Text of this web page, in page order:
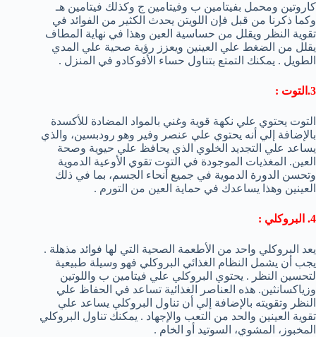
كاروتين ومحمل بفيتامين ب وفيتامين ج وكذلك فيتامين هـ
وكما ذكرنا من قبل فإن اللويتن يحدث الكثير من الفوائد في
تقوية النظر ويقلل من حساسية العين وهذا في نهاية المطاف
يقلل من الضغط علي العينين ويعزز رؤية صحية علي المدي
الطويل . يمكنك التمتع بتناول حساء الأفوكادو في المنزل .
3.التوت :
التوت يحتوي علي نكهة قوية وغني بالمواد المضادة للأكسدة
بالإضافة إلي أنه يحتوي علي عنصر وفير وهو رودبسين، والذي
يساعد علي التجديد الخلوي الذي يحافظ علي حيوية وصحة
العين. المغذيات الموجودة في التوت تقوي الأوعية الدموية
وتحسن الدورة الدموية في جميع أنحاء الجسم، بما في ذلك
العينين وهذا يساعدك في حماية العين من التورم .
4. البروكلي :
يعد البروكلي واحد من الأطعمة الصحية التي لها فوائد مذهلة .
يجب أن يشمل النظام الغذائي البروكلي فهو وسيلة طبيعية
لتحسين النظر . يحتوي البروكلي علي فيتامين ب واللوتين
وزياكسانثين. هذه العناصر الغذائية تساعد في الحفاظ علي
النظر وتقويته بالإضافة إلي أن تناول البروكلي يساعد علي
تقوية العينين والحد من التعب والإجهاد . يمكنك تناول البروكلي
المخبوز، المشوي، السوتيد أو الخام .